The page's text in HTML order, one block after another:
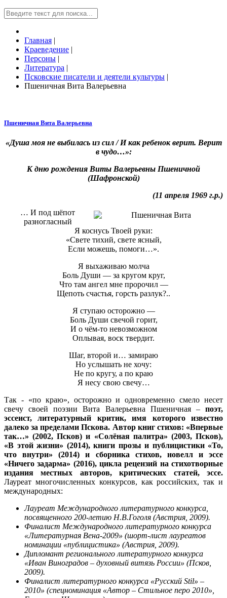
Главная |
Краеведение |
Персоны |
Литература |
Псковские писатели и деятели культуры |
Пшеничная Вита Валерьевна
Пшеничная Вита Валерьевна
«Душа моя не выбилась из сил / И как ребенок верит. Верит
в чудо…»:
К дню рождения Виты Валерьевны Пшеничной
(Шафронской)
(11 апреля 1969 г.р.)
… И под шёпот
разногласный
Я коснусь Твоей руки:
«Свете тихий, свете ясный,
Если можешь, помоги…».
Я выхаживаю молча
Боль Души — за кругом круг,
Что там ангел мне пророчил —
Щепоть счастья, горсть разлук?..
Я ступаю осторожно —
Боль Души свечой горит,
И о чём-то невозможном
Оплывая, воск твердит.
Шаг, второй и… замираю
Но услышать не хочу:
Не по кругу, а по краю
Я несу свою свечу…
Так - «по краю», осторожно и одновременно смело несет
свечу своей поэзии Вита Валерьевна Пшеничная – поэт,
эссеист, литературный критик, имя которого известно
далеко за пределами Пскова. Автор книг стихов: «Впервые
так…» (2002, Псков) и «Солёная палитра» (2003, Псков),
«В этой жизни» (2014), книги прозы и публицистики «То,
что внутри» (2014) и сборника стихов, новелл и эссе
«Ничего задарма» (2016), цикла рецензий на стихотворные
издания местных авторов, критических статей, эссе.
Лауреат многочисленных конкурсов, как российских, так и
международных:
Лауреат Международного литературного конкурса,
посвященного 200-летию Н.В.Гоголя (Австрия, 2009).
Финалист Международного литературного конкурса
«Литературная Вена-2009» (шорт-лист лауреатов
номинации «публицистика» (Австрия, 2009).
Дипломант регионального литературного конкурса
«Иван Виноградов – духовный витязь России» (Псков,
2009).
Финалист литературного конкурса «Русский Stil» –
2010» (спецноминация «Автор – Стильное перо 2010»,